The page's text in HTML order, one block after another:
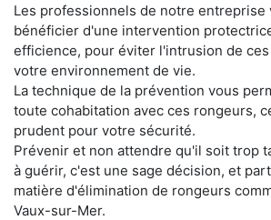
Les professionnels de notre entreprise
bénéficier d'une intervention
efficience, pour éviter l'intrusion de
votre environnement de vie.
La technique de la prévention vous
toute cohabitation avec ces rongeurs,
prudent pour votre sécurité.
Prévenir et non attendre qu'il soit trop
à guérir, c'est une sage décision, et
matière d'élimination de rongeurs
Vaux-sur-Mer.